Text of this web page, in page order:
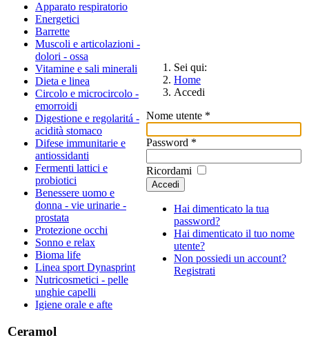
Apparato respiratorio
Energetici
Barrette
Muscoli e articolazioni -
dolori - ossa
Vitamine e sali minerali
Dieta e linea
Circolo e microcircolo -
emorroidi
Digestione e regolaritá -
acidità stomaco
Difese immunitarie e
antiossidanti
Fermenti lattici e
probiotici
Benessere uomo e
donna - vie urinarie -
prostata
Protezione occhi
Sonno e relax
Bioma life
Linea sport Dynasprint
Nutricosmetici - pelle
unghie capelli
Igiene orale e afte
Ceramol
Sei qui:
Home
Accedi
Nome utente *
Password *
Ricordami
Accedi
Hai dimenticato la tua
password?
Hai dimenticato il tuo nome
utente?
Non possiedi un account?
Registrati